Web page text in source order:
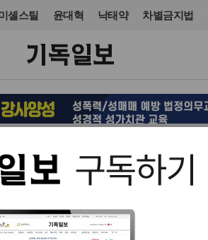
셸스틸 윤대혁 낙태약 차별금지법